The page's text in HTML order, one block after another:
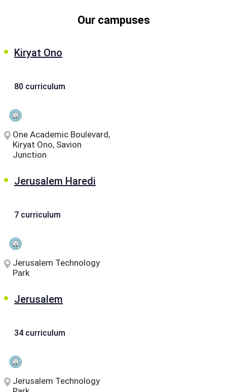
Our campuses
Kiryat Ono
80 curriculum
One Academic Boulevard,
Kiryat Ono, Savion
Junction
Jerusalem Haredi
7 curriculum
Jerusalem Technology
Park
Jerusalem
34 curriculum
Jerusalem Technology